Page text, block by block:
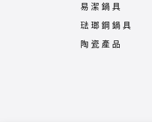
易 潔 鍋 具
琺 瑯 鋼 鍋 具
陶 瓷 產 品